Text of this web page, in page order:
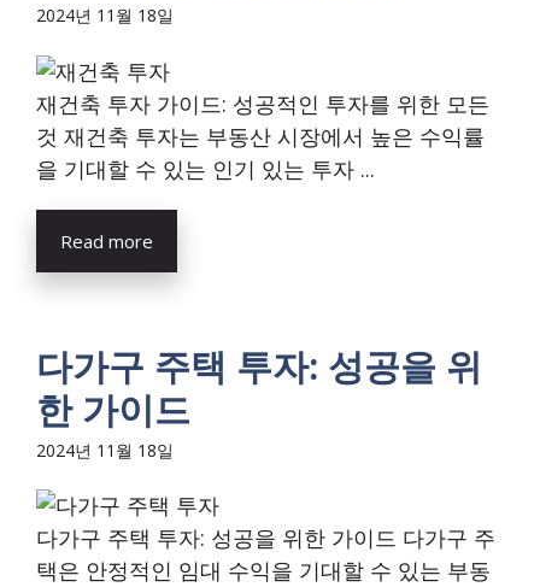
2024년 11월 18일
재건축 투자 가이드: 성공적인 투자를 위한 모든
것 재건축 투자는 부동산 시장에서 높은 수익률
을 기대할 수 있는 인기 있는 투자 ...
Read more
다가구 주택 투자: 성공을 위
한 가이드
2024년 11월 18일
다가구 주택 투자: 성공을 위한 가이드 다가구 주
택은 안정적인 임대 수익을 기대할 수 있는 부동